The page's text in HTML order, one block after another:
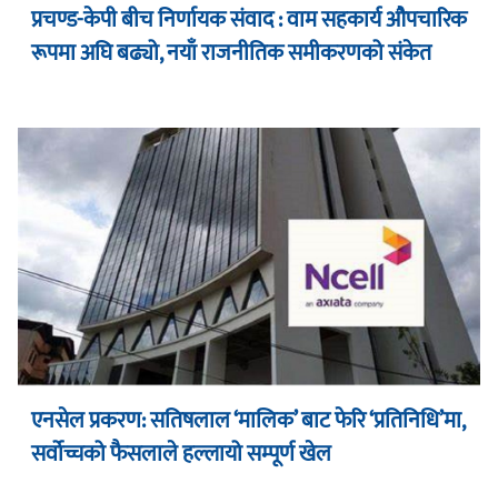
प्रचण्ड-केपी बीच निर्णायक संवाद : वाम सहकार्य औपचारिक
रूपमा अघि बढ्यो, नयाँ राजनीतिक समीकरणको संकेत
एनसेल प्रकरण: सतिषलाल ‘मालिक’ बाट फेरि ‘प्रतिनिधि’मा,
सर्वोच्चको फैसलाले हल्लायो सम्पूर्ण खेल